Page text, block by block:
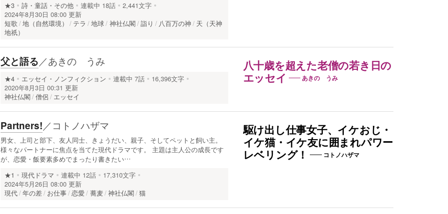
★3 詩・童話・その他 連載中 18話
2,441文字
2024年8月30日 08:00 更新
短歌
地（自然環境） テラ 地球 神社仏閣 詣り 八百万の神
天（天神
地祇）
八十歳を超えた老僧の若き日の
エッセイ
あきの うみ
父と語る／あきの うみ
★4 エッセイ・ノンフィクション 連載中 7話
16,396文字
2020年8月3日 00:31 更新
神社仏閣
僧侶 エッセイ
駆け出し仕事女子、イケおじ・
イケ猫・イケ友に囲まれパワー
レベリング！
コトノハザマ
Partners!／ コトノハザマ
男女、上司と部下、友人同士、きょうだい、親子、そしてペットと飼い主。
様々なパートナーに焦点を当てた現代ドラマです。 主題は主人公の成長です
が、恋愛・飯要素多めでまったり書きたい…
★1 現代ドラマ 連載中 12話
17,310文字
2024年5月26日 08:00 更新
現代 年の差 お仕事 恋愛 蕎麦 神社仏閣 猫